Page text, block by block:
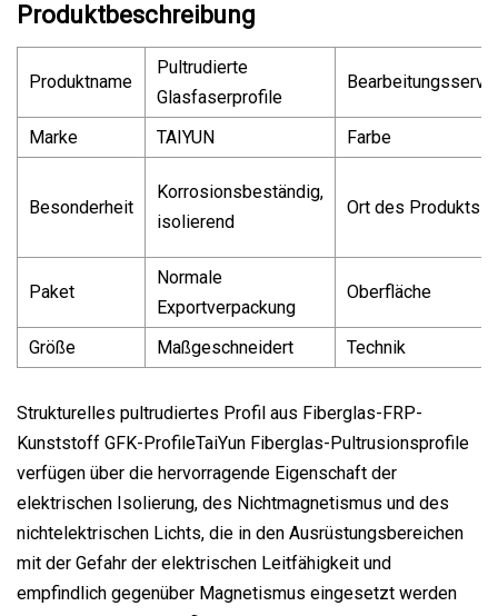
Produktbeschreibung
Produktname
Pultrudierte
Glasfaserprofile
Marke TAIYUN Farbe
Besonderheit
Korrosionsbeständig,
isolierend
Ort des Produkts
Paket
Normale
Exportverpackung
Oberfläche
Größe Maßgeschneidert Technik
Strukturelles pultrudiertes Profil aus Fiberglas-FRP-
Kunststoff GFK-ProfileTaiYun Fiberglas-Pultrusionsprofile
verfügen über die hervorragende Eigenschaft der
elektrischen Isolierung, des Nichtmagnetismus und des
nichtelektrischen Lichts, die in den Ausrüstungsbereichen
mit der Gefahr der elektrischen Leitfähigkeit und
empfindlich gegenüber Magnetismus eingesetzt werden